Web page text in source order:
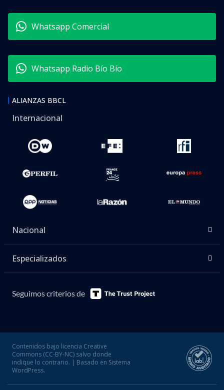
Whatsapp Comercial
Whatsapp Radio Bío Bío
ALIANZAS BBCL
Internacional
Nacional
Especializados
Seguimos criterios de
Contenidos bajo licencia Creative
Commons (CC-BY-NC) salvo donde
indique lo contrario. | Basado en Sistema
WordPress.